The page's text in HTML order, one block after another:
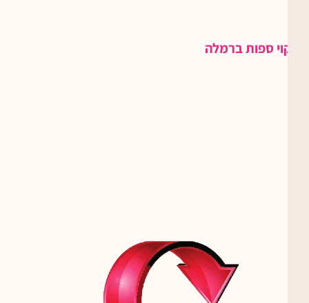
ניקוי ספות ברמלה